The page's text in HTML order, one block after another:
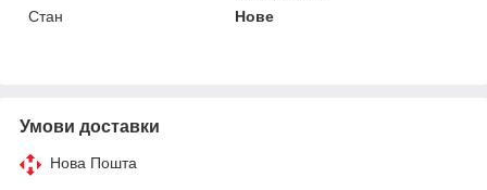
Стан
Нове
Умови доставки
Нова Пошта